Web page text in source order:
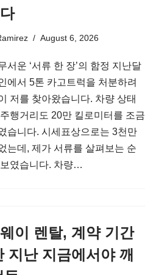
August 6, 2026
서운 ‘서류 한 장’의 함정 지난달
에서 5톤 카고트럭을 처분하려
저를 찾아왔습니다. 차량 상태
행거리도 20만 킬로미터를 조금
습니다. 시세표상으로는 3천만
는데, 제가 서류를 살펴보는 순
였습니다. 차량…
이 렌탈, 계약 기간
지난 지금에서야 깨